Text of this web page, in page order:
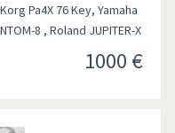
Pa4X 76 Key, Yamaha
8 , Roland JUPITER-X
1000 €